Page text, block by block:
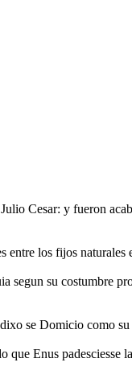
Cesar: y fueron
entre los fijos
su costumbre
se Domicio como
que Enus padesciesse